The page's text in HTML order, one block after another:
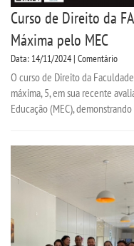
Curso de Direito da
Máxima pelo MEC
Data: 14/11/2024 | Comentário
O curso de Direito da
máxima, 5, em sua recente
Educação (MEC),